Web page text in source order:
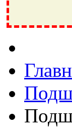
Ивантеевка,